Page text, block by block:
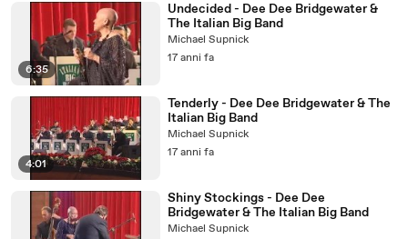
6:35
Undecided - Dee Dee Bridgewater &
The Italian Big Band
Michael Supnick
17 anni fa
4:01
Tenderly - Dee Dee Bridgewater & The
Italian Big Band
Michael Supnick
17 anni fa
Shiny Stockings - Dee Dee
Bridgewater & The Italian Big Band
Michael Supnick